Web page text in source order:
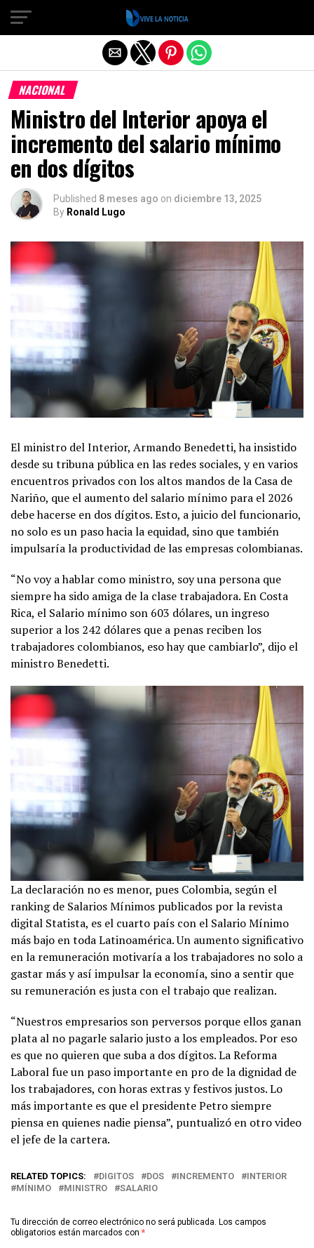
NACIONAL
Ministro del Interior apoya el
incremento del salario mínimo
en dos dígitos
Published 8 meses ago on diciembre 13, 2025
By Ronald Lugo
El ministro del Interior, Armando Benedetti, ha insistido
desde su tribuna pública en las redes sociales, y en varios
encuentros privados con los altos mandos de la Casa de
Nariño, que el aumento del salario mínimo para el 2026
debe hacerse en dos dígitos. Esto, a juicio del funcionario,
no solo es un paso hacia la equidad, sino que también
impulsaría la productividad de las empresas colombianas.
“No voy a hablar como ministro, soy una persona que
siempre ha sido amiga de la clase trabajadora. En Costa
Rica, el Salario mínimo son 603 dólares, un ingreso
superior a los 242 dólares que a penas reciben los
trabajadores colombianos, eso hay que cambiarlo”, dijo el
ministro Benedetti.
La declaración no es menor, pues Colombia, según el
ranking de Salarios Mínimos publicados por la revista
digital Statista, es el cuarto país con el Salario Mínimo
más bajo en toda Latinoamérica. Un aumento significativo
en la remuneración motivaría a los trabajadores no solo a
gastar más y así impulsar la economía, sino a sentir que
su remuneración es justa con el trabajo que realizan.
“Nuestros empresarios son perversos porque ellos ganan
plata al no pagarle salario justo a los empleados. Por eso
es que no quieren que suba a dos dígitos. La Reforma
Laboral fue un paso importante en pro de la dignidad de
los trabajadores, con horas extras y festivos justos. Lo
más importante es que el presidente Petro siempre
piensa en quienes nadie piensa”, puntualizó en otro video
el jefe de la cartera.
RELATED TOPICS: DIGITOS DOS INCREMENTO
INTERIOR
MÍNIMO
MINISTRO SALARIO
Tu dirección de correo electrónico no será publicada. Los campos
obligatorios están marcados con *
Salir de la versión móvil